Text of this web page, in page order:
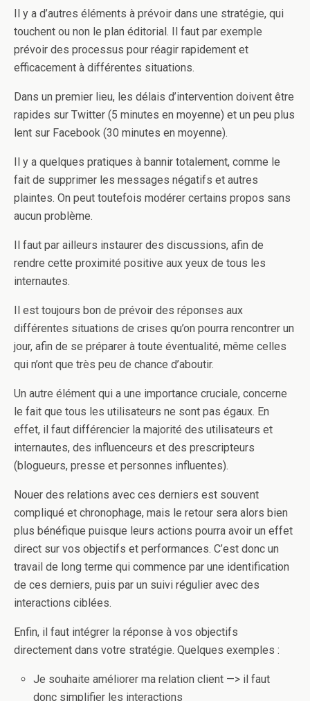
Il y a d’autres éléments à prévoir dans une stratégie, qui
touchent ou non le plan éditorial. Il faut par exemple
prévoir des processus pour réagir rapidement et
efficacement à différentes situations.
Dans un premier lieu, les délais d’intervention doivent être
rapides sur Twitter (5 minutes en moyenne) et un peu plus
lent sur Facebook (30 minutes en moyenne).
Il y a quelques pratiques à bannir totalement, comme le
fait de supprimer les messages négatifs et autres
plaintes. On peut toutefois modérer certains propos sans
aucun problème.
Il faut par ailleurs instaurer des discussions, afin de
rendre cette proximité positive aux yeux de tous les
internautes.
Il est toujours bon de prévoir des réponses aux
différentes situations de crises qu’on pourra rencontrer un
jour, afin de se préparer à toute éventualité, même celles
qui n’ont que très peu de chance d’aboutir.
Un autre élément qui a une importance cruciale, concerne
le fait que tous les utilisateurs ne sont pas égaux. En
effet, il faut différencier la majorité des utilisateurs et
internautes, des influenceurs et des prescripteurs
(blogueurs, presse et personnes influentes).
Nouer des relations avec ces derniers est souvent
compliqué et chronophage, mais le retour sera alors bien
plus bénéfique puisque leurs actions pourra avoir un effet
direct sur vos objectifs et performances. C’est donc un
travail de long terme qui commence par une identification
de ces derniers, puis par un suivi régulier avec des
interactions ciblées.
Enfin, il faut intégrer la réponse à vos objectifs
directement dans votre stratégie. Quelques exemples :
Je souhaite améliorer ma relation client —> il faut
donc simplifier les interactions